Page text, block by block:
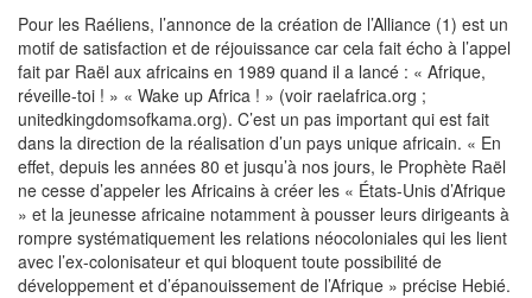
Pour les Raéliens, l’annonce de la création de l’Alliance (1) est un
motif de satisfaction et de réjouissance car cela fait écho à l’appel
fait par Raël aux africains en 1989 quand il a lancé : « Afrique,
réveille-toi ! » « Wake up Africa ! » (voir raelafrica.org ;
unitedkingdomsofkama.org). C’est un pas important qui est fait
dans la direction de la réalisation d’un pays unique africain. « En
effet, depuis les années 80 et jusqu’à nos jours, le Prophète Raël
ne cesse d’appeler les Africains à créer les « États-Unis d’Afrique
» et la jeunesse africaine notamment à pousser leurs dirigeants à
rompre systématiquement les relations néocoloniales qui les lient
avec l’ex-colonisateur et qui bloquent toute possibilité de
développement et d’épanouissement de l’Afrique » précise Hebié.